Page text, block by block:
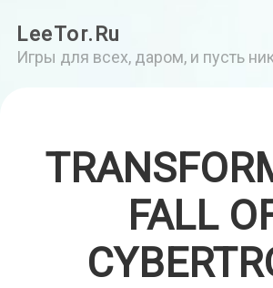
LeeTor.Ru
Игры для всех, даром, и пусть
FALL